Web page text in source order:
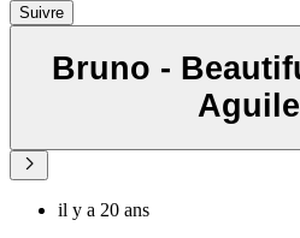
Suivre
Bruno -
il y a 20 ans